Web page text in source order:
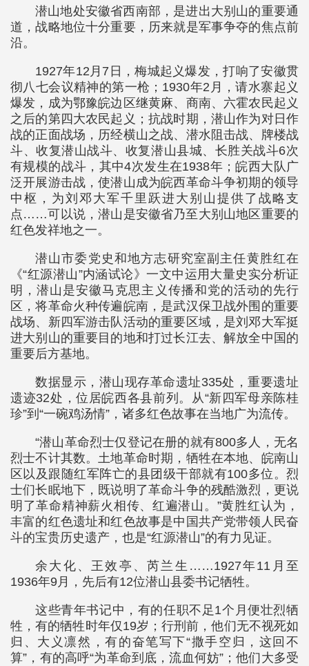
潜山地处安徽省西南部，是进出大别山的重要通
道，战略地位十分重要，历来就是军事争夺的焦点前
沿。
1927年12月7日，梅城起义爆发，打响了安徽贯
彻八七会议精神的第一枪；1930年2月，请水寨起义
爆发，成为鄂豫皖边区继黄麻、商南、六霍农民起义
之后的第四大农民起义；抗战时期，潜山作为对日作
战的正面战场，历经横山之战、潜水阻击战、牌楼战
斗、收复潜山战斗、收复潜山县城、长胜关战斗6次
有规模的战斗，其中4次发生在1938年；皖西大队广
泛开展游击战，使潜山成为皖西革命斗争初期的领导
中枢，为刘邓大军千里跃进大别山提供了战略支
点……可以说，潜山是安徽省乃至大别山地区重要的
红色发祥地之一。
潜山市委党史和地方志研究室副主任黄胜红在
《“红源潜山”内涵试论》一文中运用大量史实分析证
明，潜山是安徽马克思主义传播和党的活动的先行
区，将革命火种传遍皖南，是武汉保卫战外围的重要
战场、新四军游击队活动的重要区域，是刘邓大军挺
进大别山的重要目的地和打过长江去、解放全中国的
重要后方基地。
数据显示，潜山现存革命遗址335处，重要遗址
遗迹32处，位居皖西各县前列。从“新四军母亲陈桂
珍”到“一碗鸡汤情”，诸多红色故事在当地广为流传。
“潜山革命烈士仅登记在册的就有800多人，无名
烈士不计其数。土地革命时期，牺牲在本地、皖南山
区以及跟随红军阵亡的县团级干部就有100多位。烈
士们长眠地下，既说明了革命斗争的残酷激烈，更说
明了革命精神薪火相传、红遍潜山。”黄胜红认为，
丰富的红色遗址和红色故事是中国共产党带领人民奋
斗的宝贵历史遗产，也是“红源潜山”的有力见证。
余大化、王效亭、芮兰生……1927年11月至
1936年9月，先后有12位潜山县委书记牺牲。
这些青年书记中，有的任职不足1个月便壮烈牺
牲，有的牺牲时年仅19岁；行刑前，他们无不视死如
归、大义凛然，有的奋笔写下“撒手空归，这回不
算”，有的高呼“为革命到底，流血何妨”；他们大多受